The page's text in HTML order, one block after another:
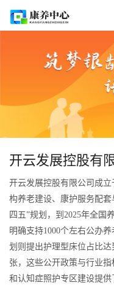
开云发展控股有
开云发展控股有限公司成
构养老建设、康护服务配
四五”规划，到2025年全国
明确支持1000个左右公办
划则提出护理型床位占比达
张，这些公开政策与行业
和认知症照护专区建设提供